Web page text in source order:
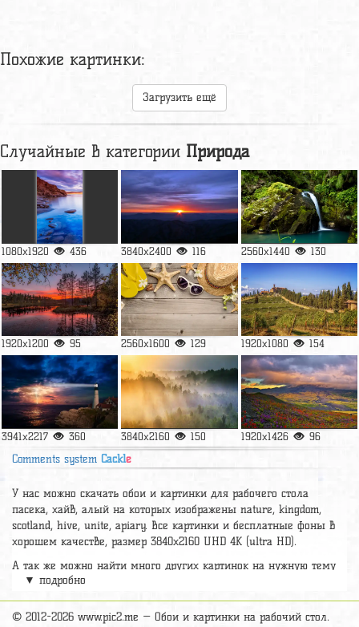
Похожие картинки:
Загрузить ещё
Случайные в категории Природа
1080x1920 436 3840x2400 116 2560x1440 130
1920x1200 95 2560x1600 129 1920x1080 154
3941x2217 360 3840x2160 150 1920x1426 96
Comments system Cackle
У нас можно скачать обои и картинки для рабочего стола
пасека, хайв, алый на которых изображены nature, kingdom,
scotland, hive, unite, apiary. Все картинки и бесплатные фоны в
хорошем качестве, размер 3840x2160 UHD 4К (ultra HD).
А так же можно найти много других картинок на нужную тему
разделобои Природа
большое количество красивых широкоформатных картинок, фото
и обоев хорошего hd качества бесплатно и на телефон.
▼ подробно
© 2012-2026 www.pic2.me — Обои и картинки на рабочий стол.